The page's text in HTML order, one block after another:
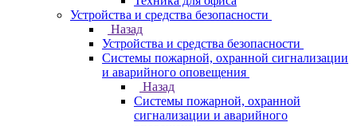
Устройства и средства безопасности
Назад
Устройства и средства безопасности
Системы пожарной, охранной сигнализации
и аварийного оповещения
Назад
Системы пожарной, охранной
сигнализации и аварийного